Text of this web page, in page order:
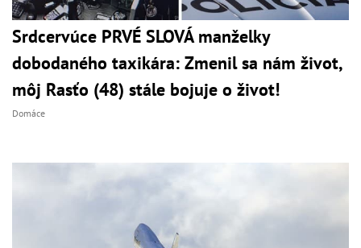
Srdcervúce PRVÉ SLOVÁ manželky
dobodaného taxikára: Zmenil sa nám život,
môj Rasťo (48) stále bojuje o život!
Domáce